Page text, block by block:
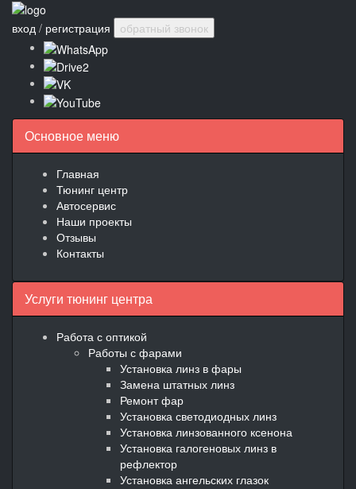
вход / регистрация обратный звонок
Основное меню
Главная
Тюнинг центр
Автосервис
Наши проекты
Отзывы
Контакты
Услуги тюнинг центра
Работа с оптикой
Работы с фарами
Установка линз в фары
Замена штатных линз
Ремонт фар
Установка светодиодных линз
Установка линзованного ксенона
Установка галогеновых линз в
рефлектор
Установка ангельских глазок